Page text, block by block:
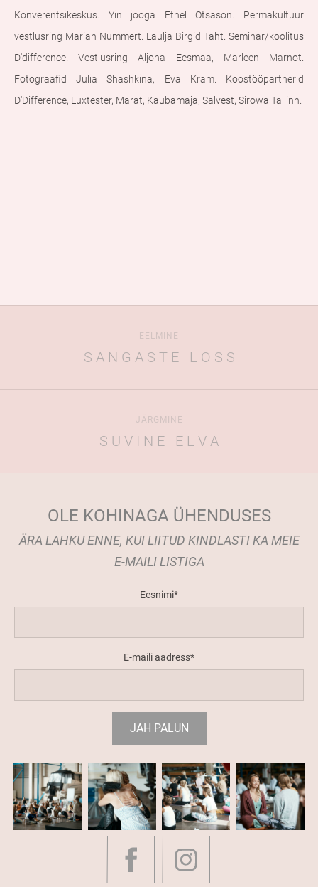
Konverentsikeskus. Yin jooga Ethel Otsason. Permakultuur
vestlusring Marian Nummert. Laulja Birgid Täht. Seminar/koolitus
D'difference. Vestlusring Aljona Eesmaa, Marleen Marnot.
Fotograafid Julia Shashkina, Eva Kram. Koostööpartnerid
D'Difference, Luxtester, Marat, Kaubamaja, Salvest, Sirowa Tallinn.
EELMINE
S A N G A S T E L O S S
JÄRGMINE
S U V I N E E L V A
OLE KOHINAGA ÜHENDUSES
ÄRA LAHKU ENNE, KUI LIITUD KINDLASTI KA MEIE
E-MAILI LISTIGA
Eesnimi
E-maili aadress